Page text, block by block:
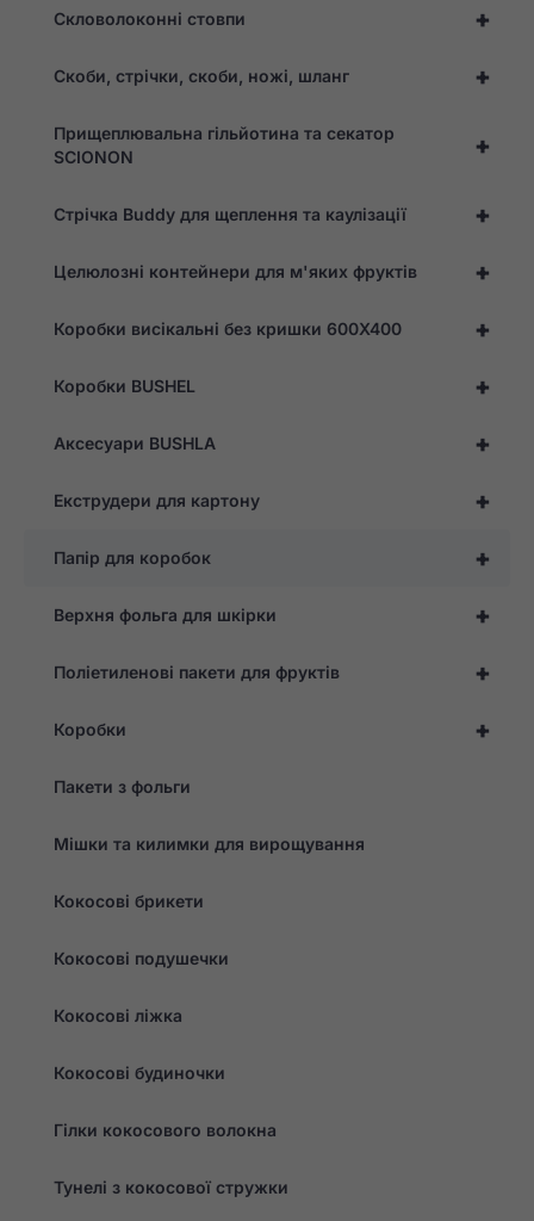
+
Скловолоконні стовпи
+
Скоби, стрічки, скоби, ножі, шланг
+
Прищеплювальна гільйотина та секатор
SCIONON
+
Стрічка Buddy для щеплення та каулізації
+
Целюлозні контейнери для м'яких фруктів
+
Коробки висікальні без кришки 600X400
+
Коробки BUSHEL
+
Аксесуари BUSHLA
+
Екструдери для картону
+
Папір для коробок
+
Верхня фольга для шкірки
+
Поліетиленові пакети для фруктів
+
Коробки
Пакети з фольги
Мішки та килимки для вирощування
Кокосові брикети
Кокосові подушечки
Кокосові ліжка
Кокосові будиночки
Гілки кокосового волокна
Тунелі з кокосової стружки